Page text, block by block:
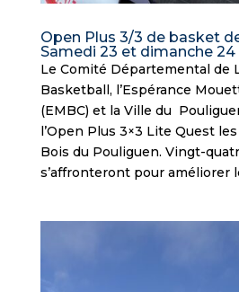
Open Plus 3/3 de basket
Samedi 23 et dimanche 24
Le Comité Départemental de
Basketball, l’Espérance
(EMBC) et la Ville du
l’Open Plus 3×3 Lite Quest
Bois du Pouliguen. Vingt-
s’affronteront pour améliorer